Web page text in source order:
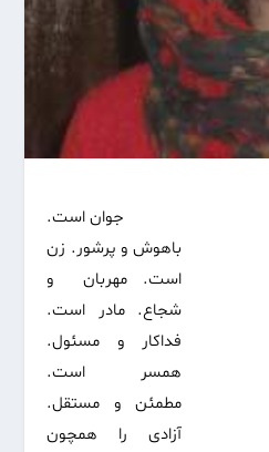
جوان است.
باهوش و پرشور. زن
است. مهربان و
شجاع. مادر است.
فداکار و مسئول.
همسر است.
مطمئن و مستقل.
آزادی را همچون